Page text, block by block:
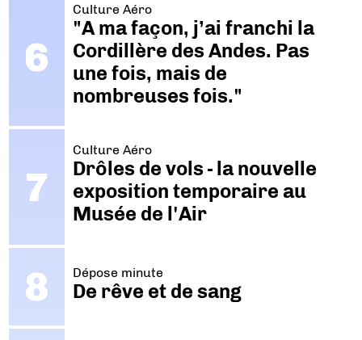
Culture Aéro
"A ma façon, j’ai franchi la
Cordillère des Andes. Pas
une fois, mais de
nombreuses fois."
Culture Aéro
Drôles de vols - la nouvelle
exposition temporaire au
Musée de l'Air
Dépose minute
De rêve et de sang